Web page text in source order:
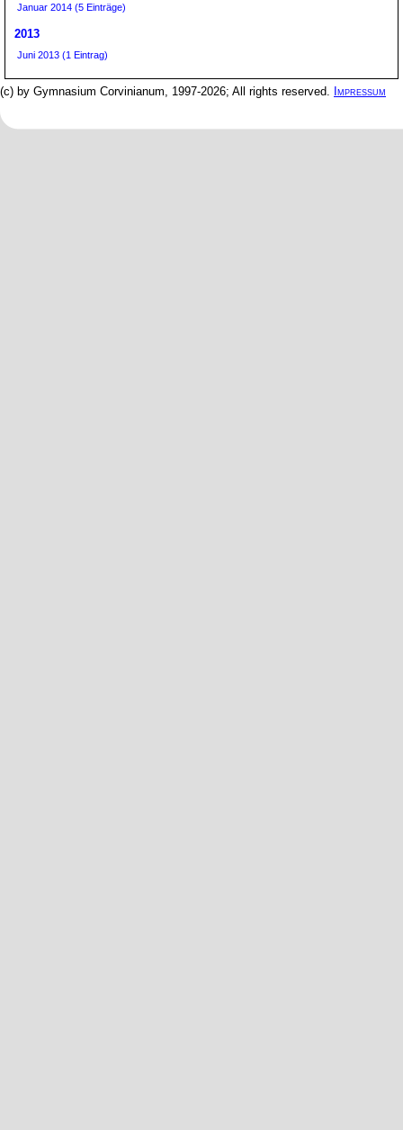
Januar 2014 (5 Einträge)
2013
Juni 2013 (1 Eintrag)
(c) by Gymnasium Corvinianum, 1997-2026; All rights reserved. Impressum